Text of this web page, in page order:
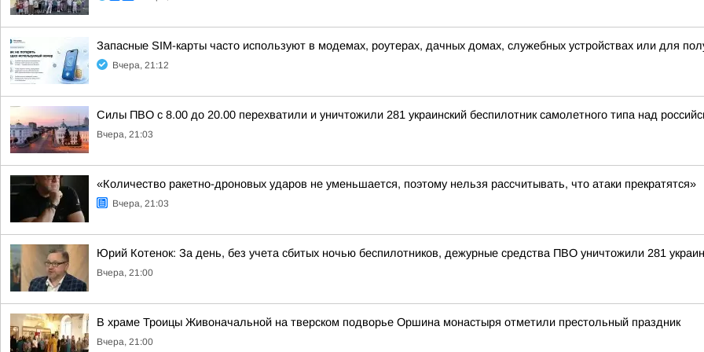
Запасные SIM-карты часто используют в модемах, роутерах, дачных домах, служебных устройствах или для
Вчера, 21:12
Силы ПВО с 8.00 до 20.00 перехватили и уничтожили 281 украинский беспилотник самолетного типа над
Вчера, 21:03
«Количество ракетно-дроновых ударов не уменьшается, поэтому нельзя рассчитывать, что атаки прекратятся»
Вчера, 21:03
Юрий Котенок: За день, без учета сбитых ночью беспилотников, дежурные средства ПВО уничтожили 281
Вчера, 21:00
В храме Троицы Живоначальной на тверском подворье Оршина монастыря отметили престольный праздник
Вчера, 21:00